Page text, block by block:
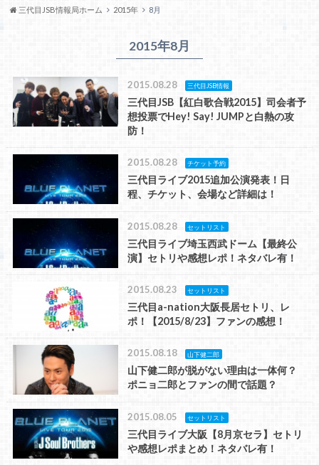
三代目JSB情報局ホーム 2015年 8月
2015年8月
2015.08.28 三代目JSB情報
三代目JSB【紅白歌合戦2015】司会者予
想投票でHey! Say! JUMPと白熱の攻
防！
2015.08.28 チケット予約
三代目ライブ2015追加公演発表！日
程、チケット、会場など詳細は！
2015.08.28 セットリスト
三代目ライブ埼玉西武ドーム【最終公
演】セトリや感想レポ！ネタバレ有！
2015.08.23 セットリスト
三代目a-nation大阪長居セトリ、レ
ポ！【2015/8/23】ファンの感想！
2015.08.18 山下健二郎
山下健二郎が脱がない理由は一体何？
ポニョ二郎とファンの間で話題？
2015.08.05 セットリスト
三代目ライブ大阪【8月京セラ】セトリ
や感想レポまとめ！ネタバレ有！